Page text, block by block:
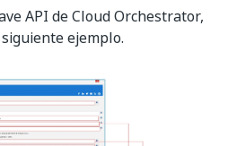
API de Cloud Orchestrator,
ejemplo.